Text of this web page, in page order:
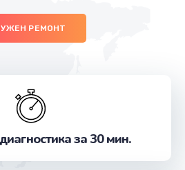
РЕМОНТ
за 30 мин.